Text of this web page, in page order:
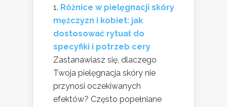
Różnice w pielęgnacji skóry
mężczyzn i kobiet: jak
dostosować rytuał do
specyfiki i potrzeb cery
Zastanawiasz się, dlaczego
Twoja pielęgnacja skóry nie
przynosi oczekiwanych
efektów? Często popełniane